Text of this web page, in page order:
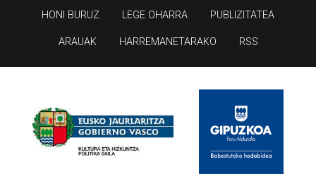
HONI BURUZ LEGE OHARRA PUBLIZITATEA
ARAUAK HARREMANETARAKO RSS